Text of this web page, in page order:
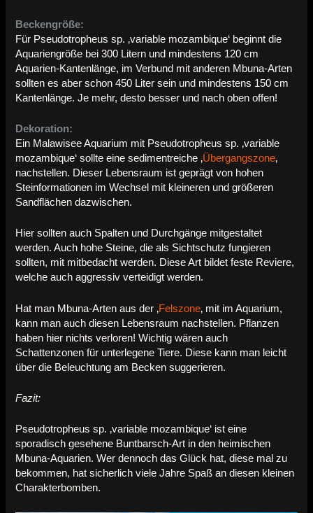
Beckengröße:
Für Pseudotropheus sp. ‚variable mozambique‘ beginnt die
Aquariengröße bei 300 Litern und mindestens 120 cm
Aquarien-Kantenlänge, im Verbund mit anderen Mbuna-Arten
sollten es aber schon 450 Liter sein und mindestens 150 cm
Kantenlänge. Je mehr, desto besser und nach oben offen!
Dekoration:
Ein Malawisee Aquarium mit Pseudotropheus sp. ‚variable
mozambique‘ sollte eine sedimentreiche ‚Übergangszone‚
nachstellen. Dieser Lebensraum ist geprägt von hohen
Steinformationen im Wechsel mit kleineren und größeren
Sandflächen dazwischen.
Hier sollten auch Spalten und Durchgänge mitgestaltet
werden. Auch hohe Steine, die als Sichtschutz fungieren
sollten, mit mitbedacht werden. Diese Art bildet feste Reviere,
welche auch aggressiv verteidigt werden.
Hat man Mbuna-Arten aus der ‚Felszone‚ mit im Aquarium,
kann man auch diesen Lebensraum nachstellen. Pflanzen
haben hier nichts verloren! Wichtig wären auch
Schattenzonen für unterlegene Tiere. Diese kann man leicht
über die Beleuchtung am Becken suggerieren.
Fazit:
Pseudotropheus sp. ‚variable mozambique‘ ist eine
sporadisch gesehene Buntbarsch-Art in den heimischen
Mbuna-Aquarien. Wer dennoch das Glück hat, diese mal zu
bekommen, hat sicherlich viele Jahre Spaß an diesen kleinen
Charakterbomben.